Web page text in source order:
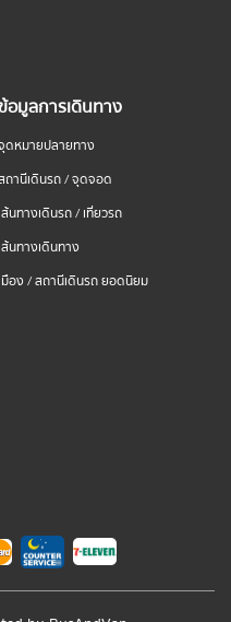
ข้อมูลการเดินทาง
ดหมายปลายทาง
ถานีเดินรถ / จุดจอด
เส้นทางเดินรถ / เที่ยวรถ
เส้นทางเดินทาง
เมือง / สถานีเดินรถ ยอดนิยม